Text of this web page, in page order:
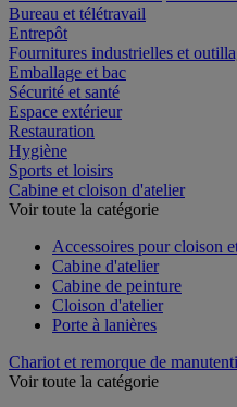
Bureau et télétravail
Entrepôt
Fournitures industrielles et
Emballage et bac
Sécurité et santé
Espace extérieur
Restauration
Hygiène
Sports et loisirs
Cabine et cloison d'atelier
Voir toute la catégorie
Accessoires pour cloison
Cabine d'atelier
Cabine de peinture
Cloison d'atelier
Porte à lanières
Chariot et remorque de
Voir toute la catégorie